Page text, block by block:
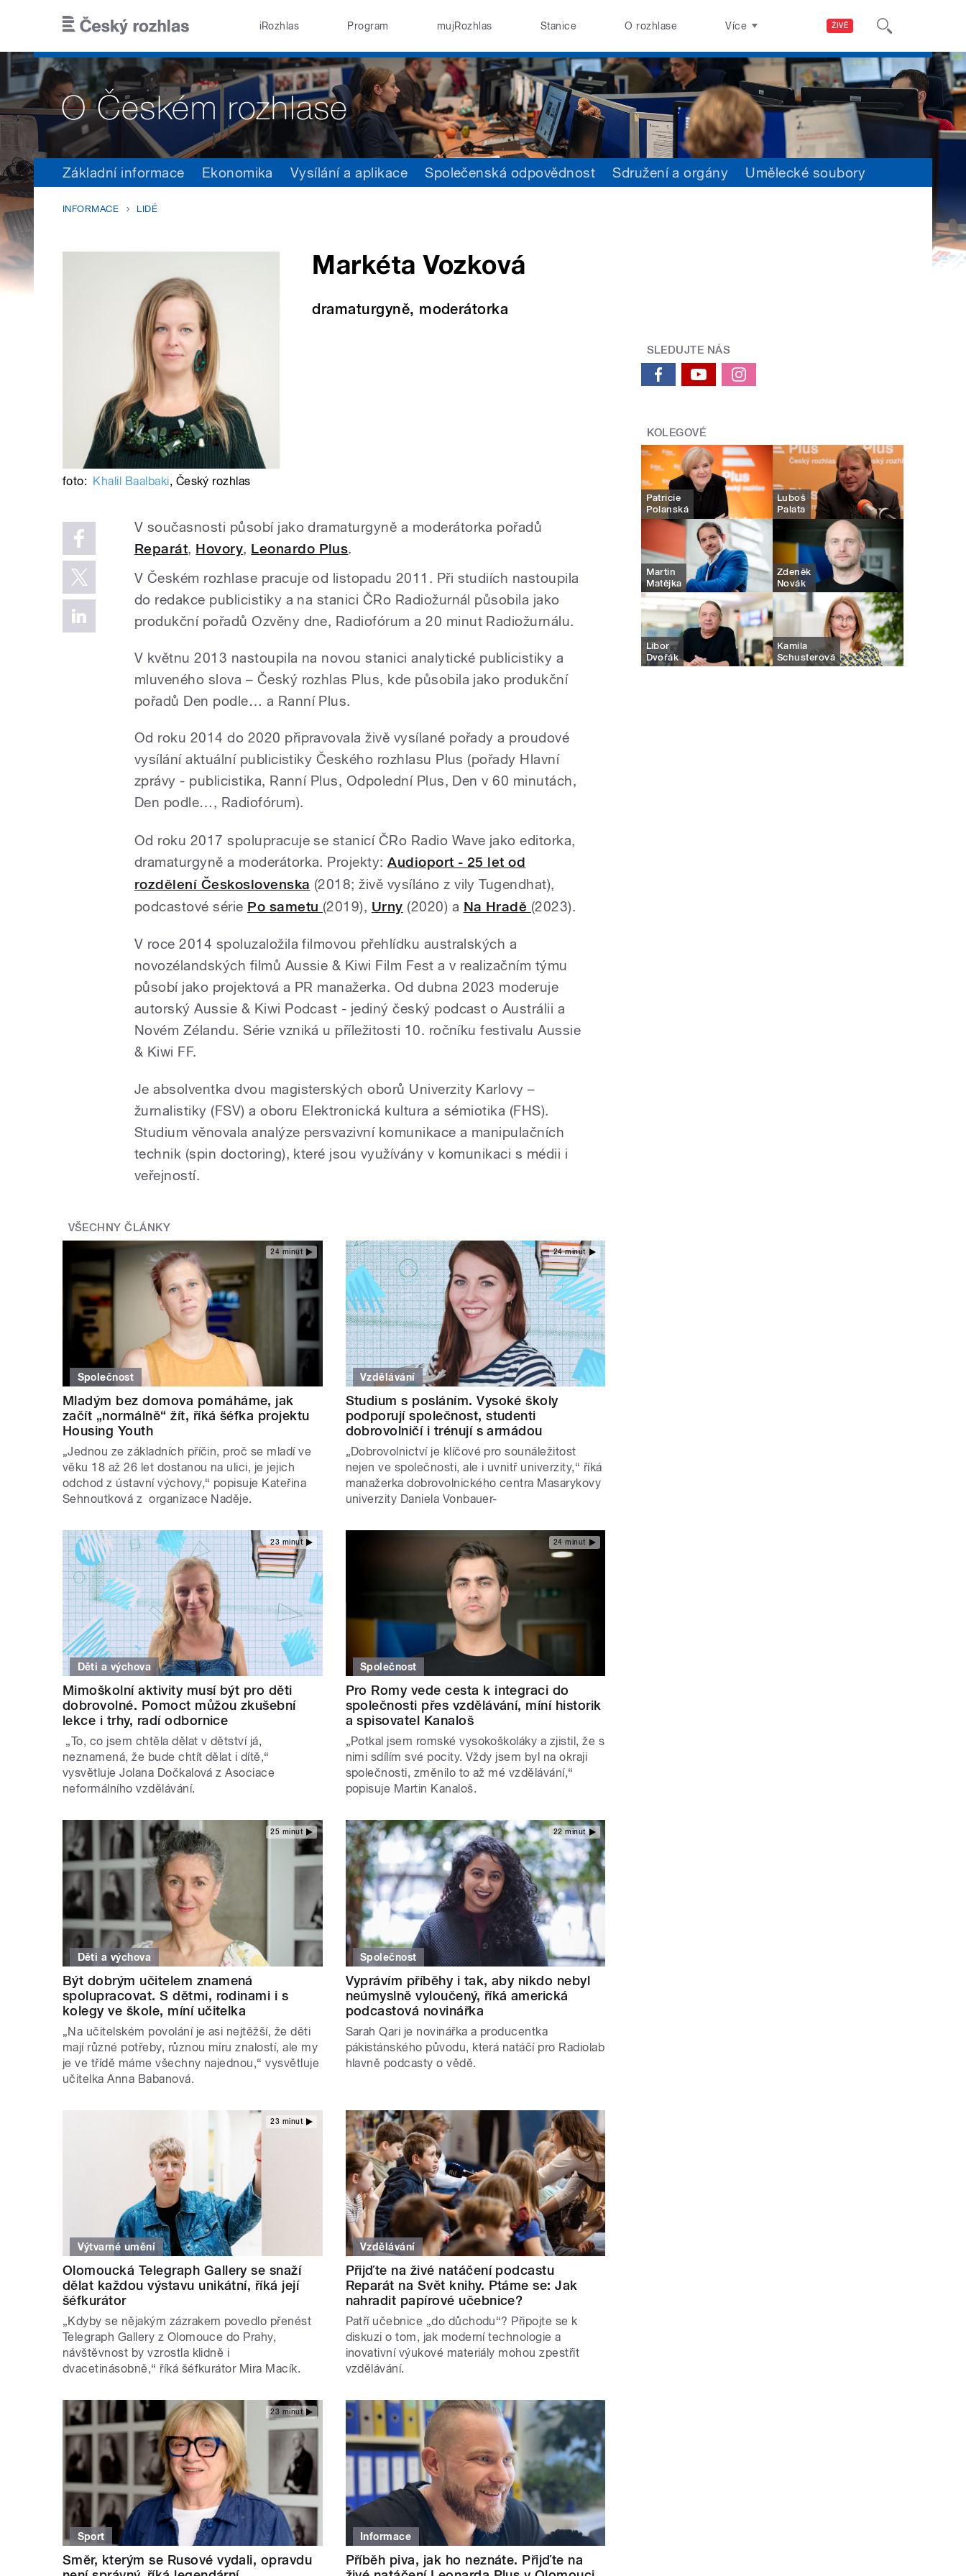
ŽIVĚ
iRozhlas Program mujRozhlas Stanice O rozhlase Více
Základní informace Ekonomika Vysílání a aplikace Společenská odpovědnost Sdružení a orgány Umělecké soubory
INFORMACE LIDÉ
Markéta Vozková
dramaturgyně, moderátorka
foto: Khalil Baalbaki, Český rozhlas
V současnosti působí jako dramaturgyně a moderátorka pořadů
Reparát, Hovory, Leonardo Plus.
V Českém rozhlase pracuje od listopadu 2011. Při studiích nastoupila
do redakce publicistiky a na stanici ČRo Radiožurnál působila jako
produkční pořadů Ozvěny dne, Radiofórum a 20 minut Radiožurnálu.
V květnu 2013 nastoupila na novou stanici analytické publicistiky a
mluveného slova – Český rozhlas Plus, kde působila jako produkční
pořadů Den podle… a Ranní Plus.
Od roku 2014 do 2020 připravovala živě vysílané pořady a proudové
vysílání aktuální publicistiky Českého rozhlasu Plus (pořady Hlavní
zprávy - publicistika, Ranní Plus, Odpolední Plus, Den v 60 minutách,
Den podle…, Radiofórum).
Od roku 2017 spolupracuje se stanicí ČRo Radio Wave jako editorka,
dramaturgyně a moderátorka. Projekty:Audioport - 25 let od
rozdělení Československa (2018; živě vysíláno z vily Tugendhat),
podcastové série Po sametu (2019), Urny (2020) a Na Hradě (2023).
V roce 2014 spoluzaložila filmovou přehlídku australských a
novozélandských filmů Aussie & Kiwi Film Fest a v realizačním týmu
působí jako projektová a PR manažerka. Od dubna 2023 moderuje
autorský Aussie & Kiwi Podcast - jediný český podcast o Austrálii a
Novém Zélandu. Série vzniká u příležitosti 10. ročníku festivalu Aussie
& Kiwi FF.
Je absolventka dvou magisterských oborů Univerzity Karlovy –
žurnalistiky (FSV) a oboru Elektronická kultura a sémiotika (FHS).
Studium věnovala analýze persvazivní komunikace a manipulačních
technik (spin doctoring), které jsou využívány v komunikaci s médii i
veřejností.
VŠECHNY ČLÁNKY
24 minut
Společnost
Mladým bez domova pomáháme, jak
začít „normálně“ žít, říká šéfka projektu
Housing Youth
„Jednou ze základních příčin, proč se mladí ve
věku 18 až 26 let dostanou na ulici, je jejich
odchod z ústavní výchovy,“ popisuje Kateřina
Sehnoutková z organizace Naděje.
24 minut
Vzdělávání
Studium s posláním. Vysoké školy
podporují společnost, studenti
dobrovolničí i trénují s armádou
„Dobrovolnictví je klíčové pro sounáležitost
nejen ve společnosti, ale i uvnitř univerzity,“ říká
manažerka dobrovolnického centra Masarykovy
univerzity Daniela Vonbauer-
23 minut
Děti a výchova
Mimoškolní aktivity musí být pro děti
dobrovolné. Pomoct můžou zkušební
lekce i trhy, radí odbornice
„To, co jsem chtěla dělat v dětství já,
neznamená, že bude chtít dělat i dítě,“
vysvětluje Jolana Dočkalová z Asociace
neformálního vzdělávání.
24 minut
Společnost
Pro Romy vede cesta k integraci do
společnosti přes vzdělávání, míní historik
a spisovatel Kanaloš
„Potkal jsem romské vysokoškoláky a zjistil, že s
nimi sdílím své pocity. Vždy jsem byl na okraji
společnosti, změnilo to až mé vzdělávání,“
popisuje Martin Kanaloš.
25 minut
Děti a výchova
Být dobrým učitelem znamená
spolupracovat. S dětmi, rodinami i s
kolegy ve škole, míní učitelka
„Na učitelském povolání je asi nejtěžší, že děti
mají různé potřeby, různou míru znalostí, ale my
je ve třídě máme všechny najednou,“ vysvětluje
učitelka Anna Babanová.
22 minut
Společnost
Vyprávím příběhy i tak, aby nikdo nebyl
neúmyslně vyloučený, říká americká
podcastová novinářka
Sarah Qari je novinářka a producentka
pákistánského původu, která natáčí pro Radiolab
hlavně podcasty o vědě.
23 minut
Výtvarné umění
Olomoucká Telegraph Gallery se snaží
dělat každou výstavu unikátní, říká její
šéfkurátor
„Kdyby se nějakým zázrakem povedlo přenést
Telegraph Gallery z Olomouce do Prahy,
návštěvnost by vzrostla klidně i
dvacetinásobně,“ říká šéfkurátor Mira Macík.
Vzdělávání
Přijďte na živé natáčení podcastu
Reparát na Svět knihy. Ptáme se: Jak
nahradit papírové učebnice?
Patří učebnice „do důchodu“? Připojte se k
diskuzi o tom, jak moderní technologie a
inovativní výukové materiály mohou zpestřit
vzdělávání.
23 minut
Sport
Směr, kterým se Rusové vydali, opravdu
Informace
Příběh piva, jak ho neznáte. Přijďte na
SLEDUJTE NÁS
KOLEGOVÉ
Patricie
Polanská
Luboš
Palata
Martin
Matějka
Zdeněk
Novák
Libor
Dvořák
Kamila
Schusterová